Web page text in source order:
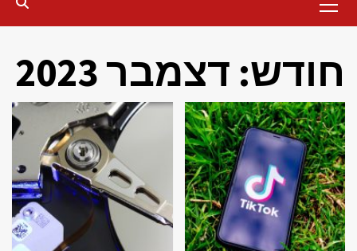
Menu
חודש: דצמבר 2023